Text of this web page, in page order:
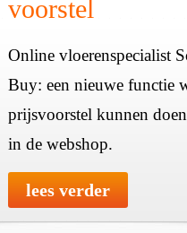
voorstel
Online vloerenspecialist
Buy: een nieuwe functie
prijsvoorstel kunnen
in de webshop.
lees verder